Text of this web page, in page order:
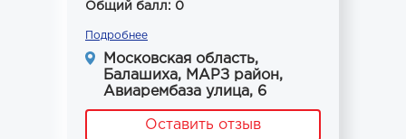
Общий балл: 0
Подробнее
Московская область,
Балашиха, МАРЗ район,
Авиарембаза улица, 6
Оставить отзыв